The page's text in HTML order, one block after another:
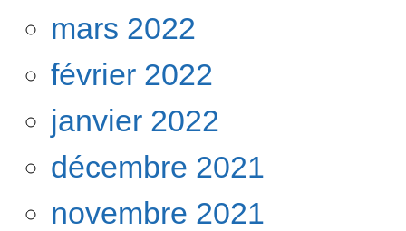
mars 2022
février 2022
janvier 2022
décembre 2021
novembre 2021